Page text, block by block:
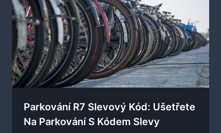
Parkování R7 Slevový Kód: Ušetřete
Na Parkování S Kódem Slevy